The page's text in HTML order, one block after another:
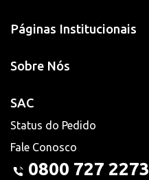
Páginas Institucionais
Sobre Nós
SAC
Status do Pedido
Fale Conosco
0800 727 2273